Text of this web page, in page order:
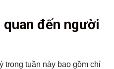
đến người
trong tuần này bao gồm chỉ